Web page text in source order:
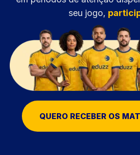
seu jogo,
QUERO RECEBER OS